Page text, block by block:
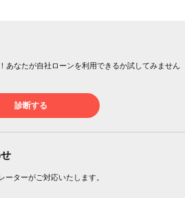
あなたが自社ローンを利用できるか試してみません
診断する
ターがご対応いたします。